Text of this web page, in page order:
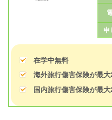
申
在学中無料
海外旅行傷害保険が最
国内旅行傷害保険が最